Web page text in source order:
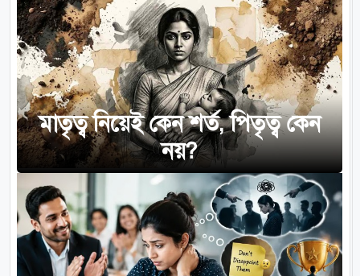
মাতৃত্ব নিয়েই কেন শর্ত, পিতৃত্ব কেন
নয়?